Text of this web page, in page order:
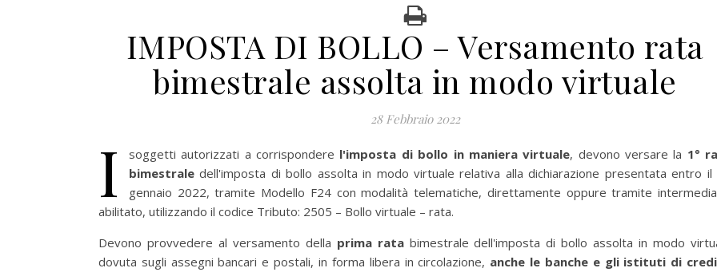
IMPOSTA DI BOLLO – Versamento rata
bimestrale assolta in modo virtuale
28 Febbraio 2022
I soggetti autorizzati a corrispondere l'imposta di bollo in maniera virtuale, devono versare la 1°
bimestraledell'imposta di bollo assolta in modo virtuale relativa alla dichiarazione presentata entro il
gennaio 2022, tramite Modello F24 con modalità telematiche, direttamente oppure tramite
abilitato, utilizzando il codice Tributo: 2505 – Bollo virtuale – rata.
Devono provvedere al versamento della prima rata bimestrale dell'imposta di bollo assolta in modo
dovuta sugli assegni bancari e postali, in forma libera in circolazione, anche le banche e gli istituti di